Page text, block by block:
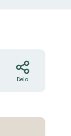
Dela